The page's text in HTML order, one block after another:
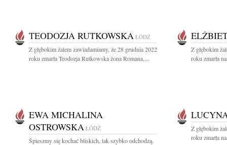
TEODOZJA RUTKOWSKA ŁÓDŹ
Z głębokim żalem zawiadamiamy, że 28 grudnia 2022
roku zmarła Teodozja Rutkowska żona Romana,...
Z głębokim
roku zmarła
EWA MICHALINA
OSTROWSKA ŁÓDŹ
Śpieszmy się kochać bliskich, tak szybko odchodzą.
Z głębokim
roku zmarła